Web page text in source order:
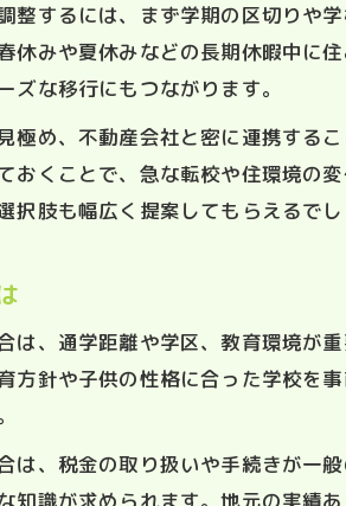
整するには、まず学期の区切りや
休みや夏休みなどの長期休暇中に
な移行にもつながります。
極め、不動産会社と密に連携する
おくことで、急な転校や住環境の
肢も幅広く提案してもらえるでし
、通学距離や学区、教育環境が
方針や子供の性格に合った学校を
は、税金の取り扱いや手続きが一